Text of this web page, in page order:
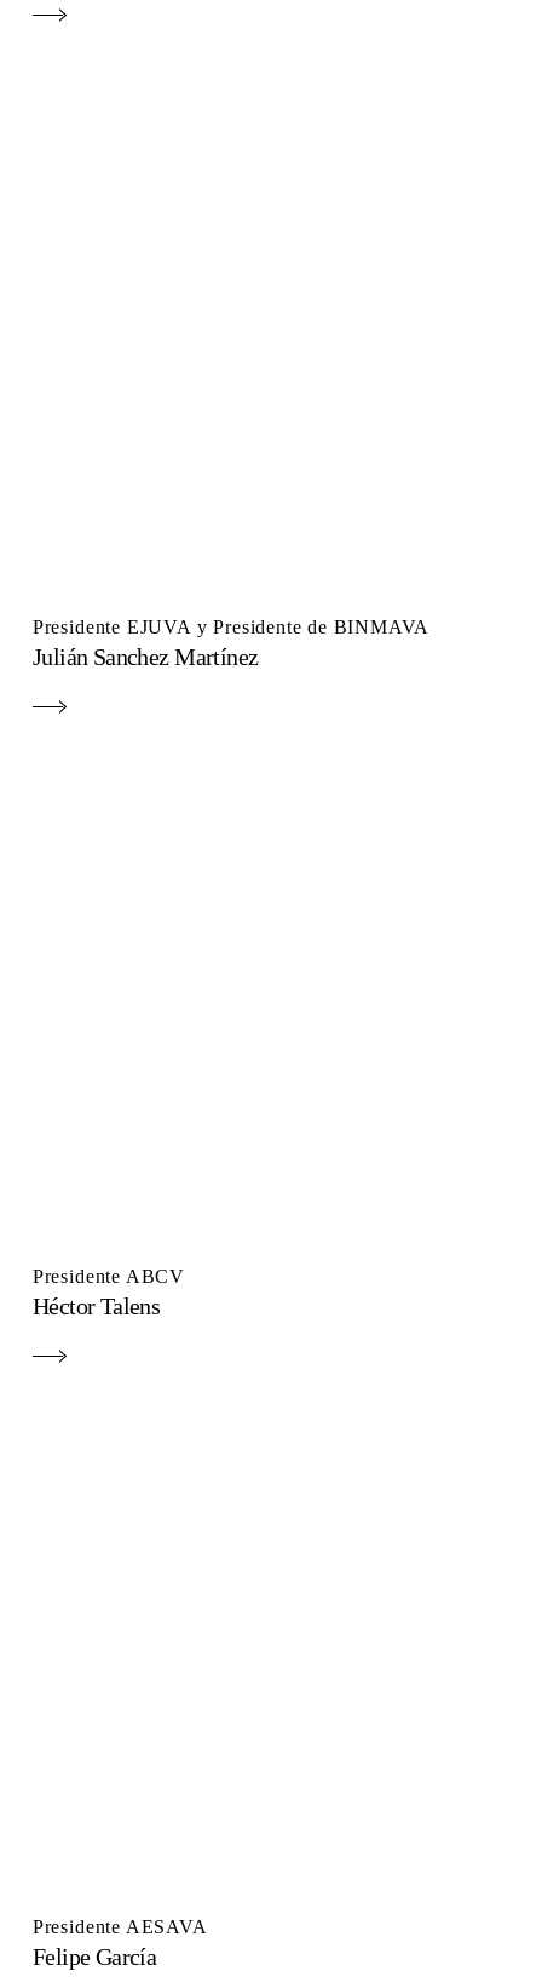
Presidente EJUVA y Presidente de BINMAVA
Julián Sanchez Martínez
Presidente ABCV
Héctor Talens
Presidente AESAVA
Felipe García